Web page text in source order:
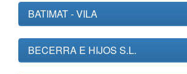
BATIMAT - VILA
BECERRA E HIJOS S.L.